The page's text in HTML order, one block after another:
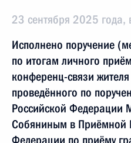
23 сентября 2025 года,
Исполнено поручение
по итогам личного
конференц-связи
проведённого по
Российской
Собяниным в Приёмной
Федерации по приёму